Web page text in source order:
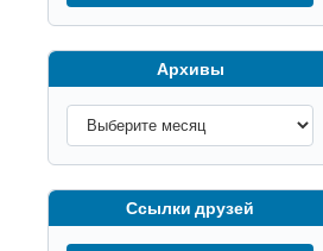
Архивы
Ссылки друзей